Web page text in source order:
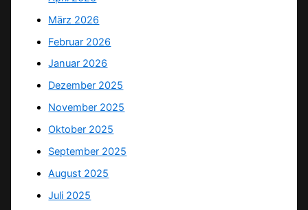
März 2026
Februar 2026
Januar 2026
Dezember 2025
November 2025
Oktober 2025
September 2025
August 2025
Juli 2025